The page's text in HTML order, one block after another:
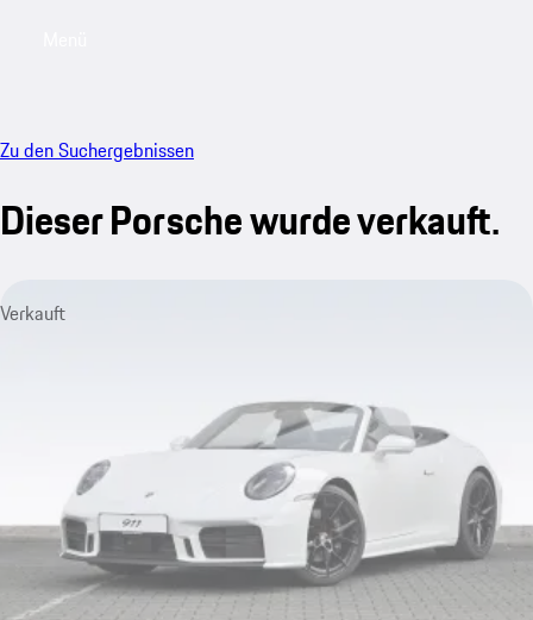
Zu den Suchergebnissen
Dieser Porsche wurde verkauft.
Verkauft